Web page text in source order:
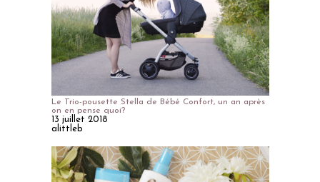
Le Trio-pousette Stella de Bébé Confort, un an après
on en pense quoi?
13 juillet 2018
alittleb